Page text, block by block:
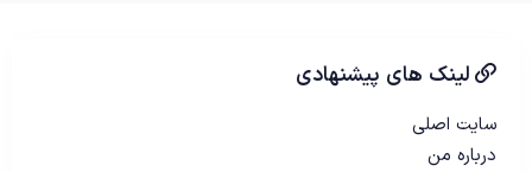
لینک های پیشنهادی
سایت اصلی
درباره من